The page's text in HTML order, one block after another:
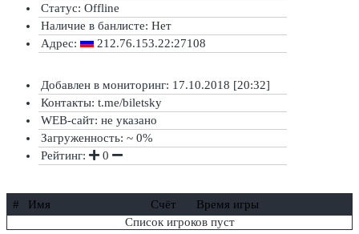
Статус: Offline
Наличие в банлисте: Нет
Адрес:
212.76.153.22:27108
Добавлен в мониторинг: 17.10.2018 [20:32]
Контакты: t.me/biletsky
WEB-сайт: не указано
Загруженность: ~ 0%
Рейтинг:
0
# Имя Счёт
Время игры
Список игроков пуст